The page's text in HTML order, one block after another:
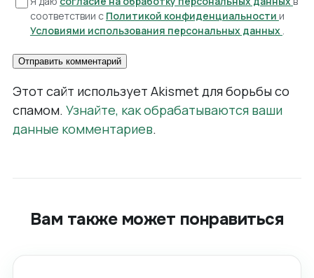
соответствии с Политикой конфиденциальности и
Условиями использования персональных данных .
Этот сайт использует Akismet для борьбы со
спамом. Узнайте, как обрабатываются ваши
данные комментариев.
Вам также может понравиться